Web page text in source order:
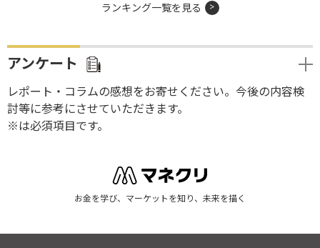
ランキング一覧を見る
アンケート
レポート・コラムの感想をお寄せください。今後の内容検
討等に参考にさせていただきます。
※は必須項目です。
お金を学び、マーケットを知り、未来を描く